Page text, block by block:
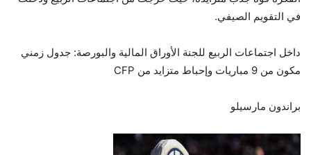
في التقويم الصيفي.
داخل اجتماعات الربيع للجنة الأوراق المالية والبورصة: جدول زمني
مكون من 9 مباريات وإحباط متزايد من CFP
براندون مارسيلو